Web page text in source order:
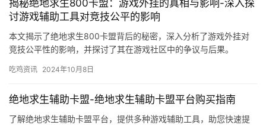
揭秘绝地求生800卡盟：游戏外挂的真相与影响-深入探
讨游戏辅助工具对竞技公平的影响
本文揭示了绝地求生800卡盟背后的秘密，深入分析了游戏外挂对
竞技公平性的影响，并探讨了其在游戏社区中的争议与后果。
吃鸡资讯 2024年10月8日
绝地求生辅助卡盟-绝地求生辅助卡盟平台购买指南
了解绝地求生辅助卡盟平台，提供多种游戏辅助工具，助您快速提